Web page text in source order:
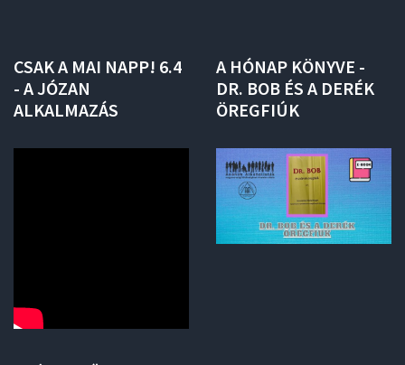
CSAKA MAI NAPP! 6.4
- AJÓZAN
ALKALMAZÁS
A HÓNAP KÖNYVE -
DR. BOB ÉS A DERÉK
ÖREGFIÚK